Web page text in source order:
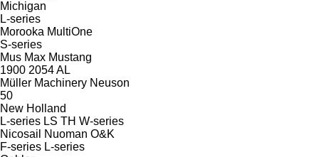
Michigan
L-series
Morooka MultiOne
S-series
Mus Max Mustang
1900 2054AL
Müller Machinery Neuson
50
New Holland
L-series LS TH W-series
Nicosail
Nuoman O&K
F-series L-series